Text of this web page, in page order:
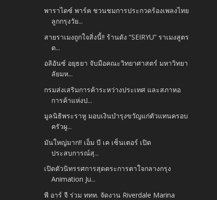
พาราไดซ์ พาร์ค ชวนชมการประกวดร้องเพลงไทย
ลูกกรุงวัย...
สายราเมงถูกใจสิ่งนี้!! ร้านดัง “SEIRYU” ราเมงสูตร
ต...
อลิอันซ์ อยุธยา จับมือคณะวิทยาศาสตร์ มหาวิทยา
ลัยมห...
กรมส่งเสริมการค้าระหว่างประเทศ และสภาหอ
การค้าแห่งป...
มูลนิธิพระราหู มอบเงินบำรุงขวัญแก่ตัวแทนครอบ
ครัวผู...
มันใหญ่มาก!! เอ็ม บี เค เซ็นเตอร์ เปิด
ประสบการณ์สุ...
เปิดตัวนิทรรศการสุดตระการตาใจกลางกรุง
Animation Ju...
พี อาร์ จี ร่วม ททท. จัดงาน Riverdale Marina